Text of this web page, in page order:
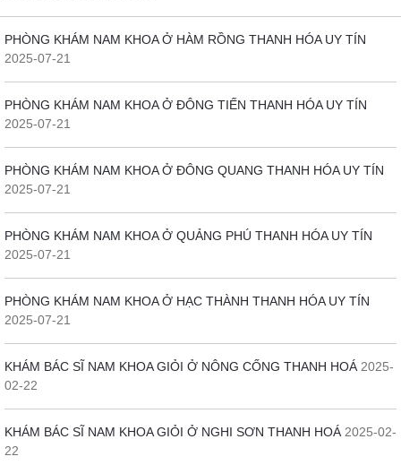
PHÒNG KHÁM NAM KHOA Ở HÀM RỒNG THANH HÓA UY TÍN
2025-07-21
PHÒNG KHÁM NAM KHOA Ở ĐÔNG TIẾN THANH HÓA UY TÍN
2025-07-21
PHÒNG KHÁM NAM KHOA Ở ĐÔNG QUANG THANH HÓA UY TÍN
2025-07-21
PHÒNG KHÁM NAM KHOA Ở QUẢNG PHÚ THANH HÓA UY TÍN
2025-07-21
PHÒNG KHÁM NAM KHOA Ở HẠC THÀNH THANH HÓA UY TÍN
2025-07-21
KHÁM BÁC SĨ NAM KHOA GIỎI Ở NÔNG CỐNG THANH HOÁ 2025-
02-22
KHÁM BÁC SĨ NAM KHOA GIỎI Ở NGHI SƠN THANH HOÁ 2025-02-
22